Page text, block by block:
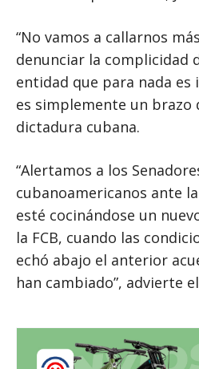
“No vamos a callarnos
denunciar la complicidad
entidad que para nada es
es simplemente un brazo
dictadura cubana.
“Alertamos a los
cubanoamericanos ante
esté cocinándose un
la FCB, cuando las
echó abajo el anterior
han cambiado”, advierte